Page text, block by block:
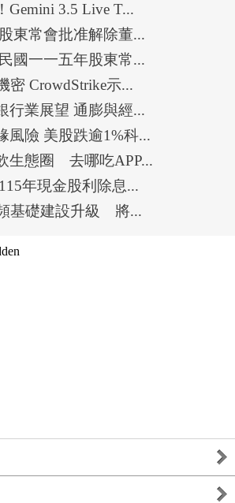
Gemini 3.5 Live T...
東常會批准解除董...
國一一五年股東常...
密 CrowdStrike示...
行業展望 通膨與經...
風險 美股跌逾1%科...
生態圈 去哪吃APP...
年現金股利除息...
基礎建設升級 將...